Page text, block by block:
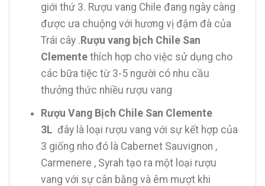
giới thứ 3. Rượu vang Chile đang ngày càng
được ưa chuộng với hương vị đậm đà của
Trái cây .Rượu vang bịch Chile San
Clementethích hợp cho việc sử dụng cho
các bữa tiệc từ 3-5 người có nhu cầu
thưởng thức nhiều rượu vang
Rượu Vang Bịch Chile San Clemente
3L đây là loại rượu vang với sự kết hợp của
3 giống nho đó là Cabernet Sauvignon ,
Carmenere , Syrah tạo ra một loại rượu
vang với sự cân bằng và êm mượt khi